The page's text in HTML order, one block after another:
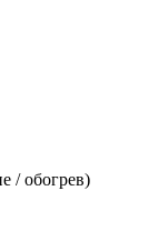
/ обогрев)